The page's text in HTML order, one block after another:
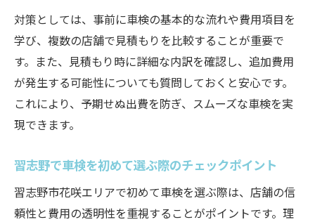
対策としては、事前に車検の基本的な流れや費用項目を
学び、複数の店舗で見積もりを比較することが重要で
す。また、見積もり時に詳細な内訳を確認し、追加費用
が発生する可能性についても質問しておくと安心です。
これにより、予期せぬ出費を防ぎ、スムーズな車検を実
現できます。
習志野で車検を初めて選ぶ際のチェックポイント
習志野市花咲エリアで初めて車検を選ぶ際は、店舗の信
頼性と費用の透明性を重視することがポイントです。理